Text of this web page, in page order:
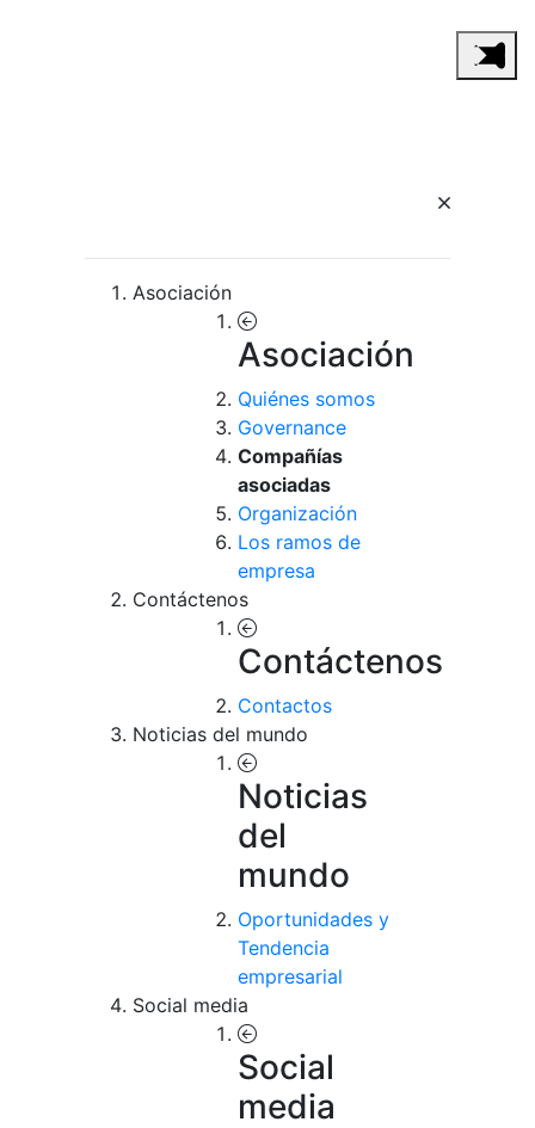
Asociación
Asociación
Quiénes somos
Governance
Compañías
asociadas
Organización
Los ramos de
empresa
Contáctenos
Contáctenos
Contactos
Noticias del mundo
Noticias
del
mundo
Oportunidades y
Tendencia
empresarial
Social media
Social
media